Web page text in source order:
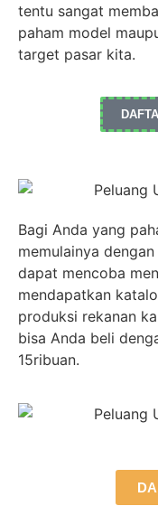
tentu sangat
paham model
target pasar kita.
Bagi Anda yang
memulainya
dapat mencoba
mendapatkan
produksi rekanan
bisa Anda beli
15ribuan.